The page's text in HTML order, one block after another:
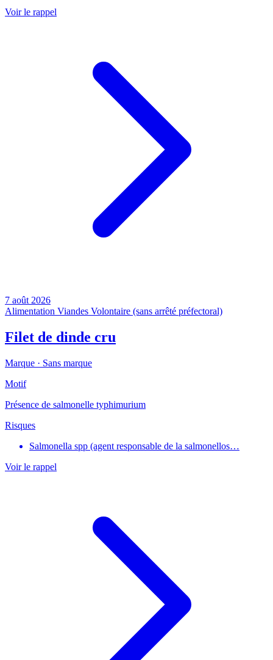
Voir le rappel
7 août 2026
Alimentation Viandes Volontaire (sans arrêté préfectoral)
Filet de dinde cru
Marque · Sans marque
Motif
Présence de salmonelle typhimurium
Risques
Salmonella spp (agent responsable de la salmonellos…
Voir le rappel